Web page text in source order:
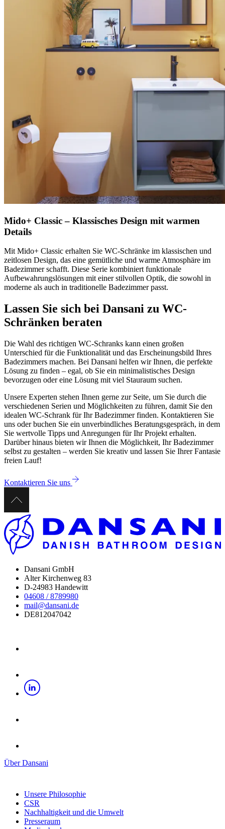
Mido+ Classic – Klassisches Design mit warmen
Details
Mit Mido+ Classic erhalten Sie WC-Schränke im klassischen und
zeitlosen Design, das eine gemütliche und warme Atmosphäre im
Badezimmer schafft. Diese Serie kombiniert funktionale
Aufbewahrungslösungen mit einer stilvollen Optik, die sowohl in
moderne als auch in traditionelle Badezimmer passt.
Lassen Sie sich bei Dansani zu WC-
Schränken beraten
Die Wahl des richtigen WC-Schranks kann einen großen
Unterschied für die Funktionalität und das Erscheinungsbild Ihres
Badezimmers machen. Bei Dansani helfen wir Ihnen, die perfekte
Lösung zu finden – egal, ob Sie ein minimalistisches Design
bevorzugen oder eine Lösung mit viel Stauraum suchen.
Unsere Experten stehen Ihnen gerne zur Seite, um Sie durch die
verschiedenen Serien und Möglichkeiten zu führen, damit Sie den
idealen WC-Schrank für Ihr Badezimmer finden. Kontaktieren Sie
uns oder buchen Sie ein unverbindliches Beratungsgespräch, in dem
Sie wertvolle Tipps und Anregungen für Ihr Projekt erhalten.
Darüber hinaus bieten wir Ihnen die Möglichkeit, Ihr Badezimmer
selbst zu gestalten – werden Sie kreativ und lassen Sie Ihrer Fantasie
freien Lauf!
Kontaktieren Sie uns
Dansani GmbH
Alter Kirchenweg 83
D-24983 Handewitt
04608 / 8789980
mail@dansani.de
DE812047042
Über Dansani
Unsere Philosophie
CSR
Nachhaltigkeit und die Umwelt
Presseraum